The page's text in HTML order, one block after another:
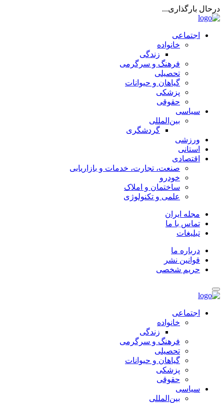
درحال بارگذاری...
اجتماعی
خانواده
زندگی
فرهنگ و سرگرمی
تحصیلی
گیاهان و حیوانات
پزشکی
حقوقی
سیاسی
بین‌المللی
گردشگری
ورزشی
استانی
اقتصادی
صنعت، تجارت، خدمات و بازاریابی
خودرو
ساختمان و املاک
علمی و تکنولوژی
مجله ایران
تماس با ما
تبلیغات
درباره ما
قوانین نشر
حریم شخصی
اجتماعی
خانواده
زندگی
فرهنگ و سرگرمی
تحصیلی
گیاهان و حیوانات
پزشکی
حقوقی
سیاسی
بین‌المللی